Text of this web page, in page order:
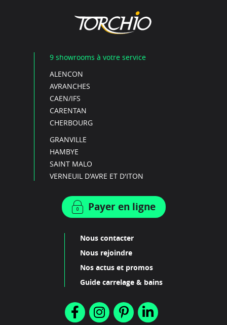
9 showrooms à votre service
ALENCON
AVRANCHES
CAEN/IFS
CARENTAN
CHERBOURG
GRANVILLE
HAMBYE
SAINT MALO
VERNEUIL D'AVRE ET D'ITON
Payer en ligne
Nous contacter
Nous rejoindre
Nos actus et promos
Guide carrelage & bains